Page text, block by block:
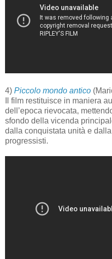
4) Piccolo mondo antico
Il film restituisce in maniera
dell’epoca rievocata,
sfondo della vicenda
dalla conquistata unità e
progressisti.